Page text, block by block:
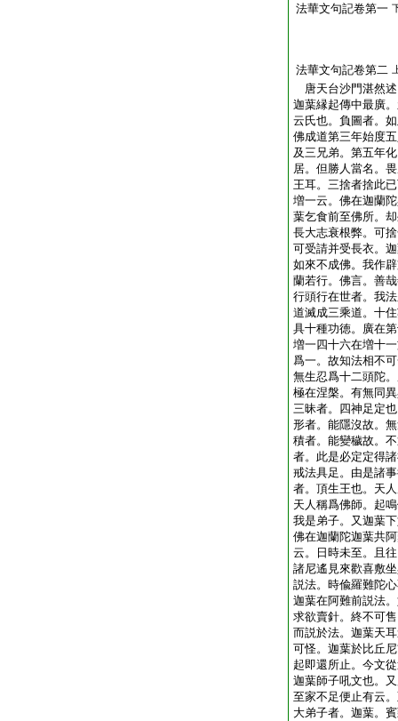
法華文句記卷第一
法華文句記卷第二
唐天台沙門湛然
迦葉縁起傳中最廣
云氏也。負圖者。
佛成道第三年始度
及三兄弟。第五年
居。但勝人當名。
王耳。三捨者捨此
増一云。佛在迦蘭
葉乞食前至佛所。
長大志衰根弊。可
可受請并受長衣。
如來不成佛。我作
蘭若行。佛言。善
行頭行在世者。我
道滅成三乘道。十
具十種功徳。廣在
増一四十六在増十
爲一。故知法相不
無生忍爲十二頭陀
極在涅槃。有無同
三昧者。四神足定
形者。能隱沒故。
積者。能變穢故。
者。此是必定定得
戒法具足。由是諸
者。頂生王也。天
天人稱爲佛師。起
我是弟子。又迦葉
佛在迦蘭陀迦葉共
云。日時未至。且
諸尼遙見來歡喜敷
説法。時偸羅難陀
迦葉在阿難前説法
求欲賣針。終不可
而説於法。迦葉天
可怪。迦葉於比丘
起即還所止。今文
迦葉師子吼文也。
至家不足便止有云
大弟子者。迦葉。